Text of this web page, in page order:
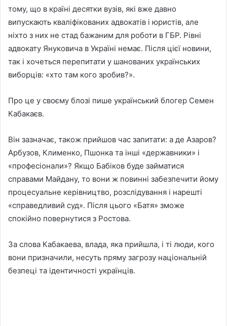
тому, що в країні десятки вузів, які вже давно
випускають кваліфікованих адвокатів і юристів, але
ніхто з них не стад бажаним для роботи в ГБР. Рівні
адвокату Януковича в Україні немає. Після цієї новини,
так і хочеться перепитати у шанованих українських
виборців: «хто там кого зробив?».
Про це у своєму блозі пише український блогер Семен
Кабакаєв.
Він зазначає, також прийшов час запитати: а де Азаров?
Арбузов, Клименко, Пшонка та інші «державники» і
«професіонали»? Якщо Бабіков буде займатися
справами Майдану, то вони ж повинні забезпечити йому
процесуальне керівництво, розслідування і нарешті
«справедливий суд». Після цього «Батя» зможе
спокійно повернутися з Ростова.
За слова Кабакаева, влада, яка прийшла, і ті люди, кого
вони призначили, несуть пряму загрозу національній
безпеці та ідентичності українців.